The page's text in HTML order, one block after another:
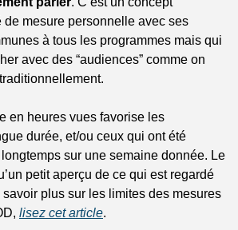
de mesure personnelle avec ses
à tous les programmes mais qui
avec des “audiences” comme on
en heures vues favorise les
durée, et/ou ceux qui ont été
sur une semaine donnée. Le
petit aperçu de ce qui est regardé
plus sur les limites des mesures
lisez cet article.